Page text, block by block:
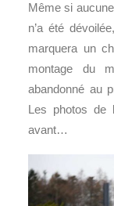
Même si
n’a été
marquera un
montage du
abandonné au
Les photos de
avant…